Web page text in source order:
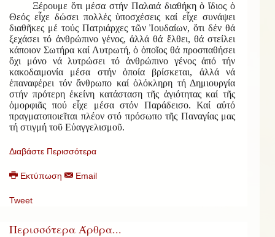
Ξέρουμε ὅτι μέσα στήν Παλαιά διαθήκη ὁ ἴδιος ὁ
Θεός εἶχε δώσει πολλές ὑποσχέσεις καί εἶχε συνάψει
διαθῆκες μέ τούς Πατριάρχες τῶν Ἰουδαίων, ὅτι δέν θά
ξεχάσει τό ἀνθρώπινο γένος, ἀλλά θά ἔλθει, θά στείλει
κάποιον Σωτήρα καί Λυτρωτή, ὁ ὁποῖος θά προσπαθήσει
ὄχι μόνο νά λυτρώσει τό ἀνθρώπινο γένος ἀπό τήν
κακοδαιμονία μέσα στήν ὁποία βρίσκεται, ἀλλά νά
ἐπαναφέρει τόν ἄνθρωπο καί ὁλόκληρη τή Δημιουργία
στήν πρότερη ἐκείνη κατάσταση τῆς ἁγιότητας καί τῆς
ὀμορφιᾶς πού εἶχε μέσα στόν Παράδεισο. Καί αὐτό
πραγματοποιεῖται πλέον στό πρόσωπο τῆς Παναγίας μας
τή στιγμή τοῦ Εὐαγγελισμοῦ.
Διαβάστε Περισσότερα
Εκτύπωση Email
Tweet
Περισσότερα Άρθρα...